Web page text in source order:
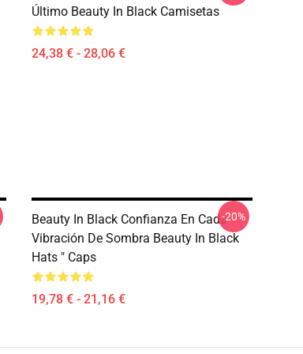
Último Beauty In Black Camisetas
24,38 € - 28,06 €
Beauty In Black Confianza En Cada
Vibración De Sombra Beauty In Black
Hats " Caps
19,78 € - 21,16 €
-20%